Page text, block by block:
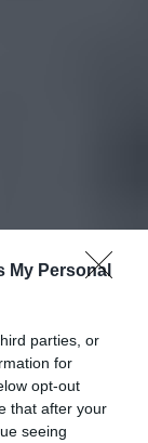
My Personal
parties, or
for
opt-out
that after your
seeing